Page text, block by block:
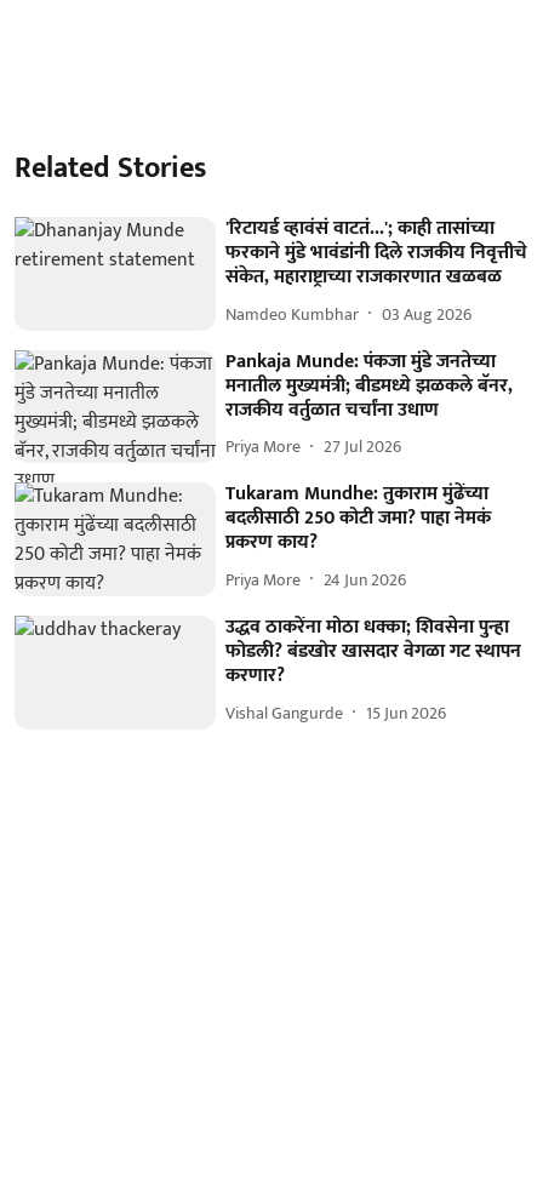
Related Stories
'रिटायर्ड व्हावंसं वाटतं...'; काही तासांच्या
फरकाने मुंडे भावंडांनी दिले राजकीय निवृत्तीचे
संकेत, महाराष्ट्राच्या राजकारणात खळबळ
Namdeo Kumbhar 03 Aug 2026
Pankaja Munde: पंकजा मुंडे जनतेच्या
मनातील मुख्यमंत्री; बीडमध्ये झळकले बॅनर,
राजकीय वर्तुळात चर्चांना उधाण
Priya More 27 Jul 2026
Tukaram Mundhe: तुकाराम मुंढेंच्या
बदलीसाठी 250 कोटी जमा? पाहा नेमकं
प्रकरण काय?
Priya More 24 Jun 2026
उद्धव ठाकरेंना मोठा धक्का; शिवसेना पुन्हा
फोडली? बंडखोर खासदार वेगळा गट स्थापन
करणार?
Vishal Gangurde 15 Jun 2026